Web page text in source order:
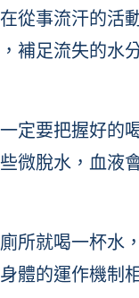
從事流汗的活
補足流失的水
定要把握好的
微脫水，血液
所就喝一杯水
體的運作機制